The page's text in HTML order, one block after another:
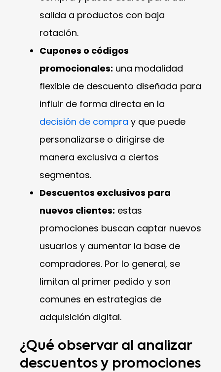
salida a productos con baja
rotación.
Cupones o códigos
promocionales: una modalidad
flexible de descuento diseñada para
influir de forma directa en la
decisión de compra y que puede
personalizarse o dirigirse de
manera exclusiva a ciertos
segmentos.
Descuentos exclusivos para
nuevos clientes: estas
promociones buscan captar nuevos
usuarios y aumentar la base de
compradores. Por lo general, se
limitan al primer pedido y son
comunes en estrategias de
adquisición digital.
¿Qué observar al analizar
descuentos y promociones